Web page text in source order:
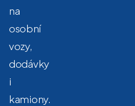
na
osobní
vozy,
dodávky
i
kamiony.